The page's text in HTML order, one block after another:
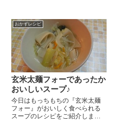
ンにぴったりのおいしいレモン
醤油のレシピをご紹介しまーす
😉 醤油 大さじ2、はちみつ
大さじ...
おかずレシピ
玄米太麺フォーであったか
おいしいスープ♪
今日はもっちもちの『玄米太麺
フォー』がおいしく食べられる
スープのレシピをご紹介しまー